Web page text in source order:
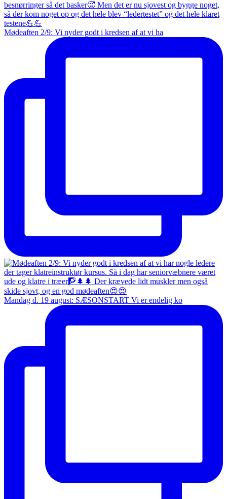
Mødeaften 2/9: Vi nyder godt i kredsen af at vi ha
Mandag d. 19 august: SÆSONSTART Vi er endelig ko